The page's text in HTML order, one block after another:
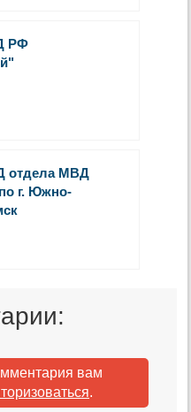
РФ
отдела МВД
г. Южно-
вам
.